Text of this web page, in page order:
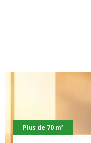
Plus de 70 m²